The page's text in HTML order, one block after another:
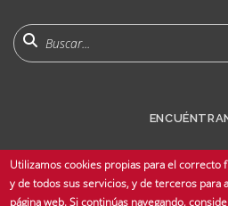
menu
Buscar
Utilizamos cookies propias para el correcto
y de todos sus servicios, y de terceros para
página web. Si continúas navegando,